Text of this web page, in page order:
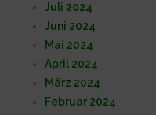
Juli 2024
Juni 2024
Mai 2024
April 2024
März 2024
Februar 2024